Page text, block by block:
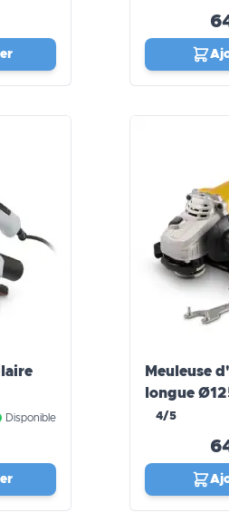
Disponible
Meuleuse
longue
PowerPlus
4/5